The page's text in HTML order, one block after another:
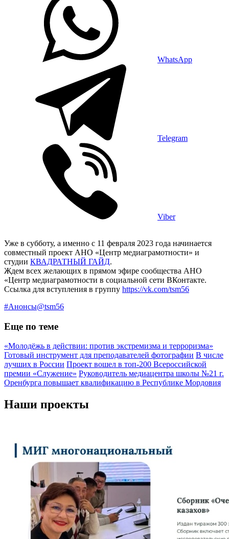
WhatsApp
Telegram
Viber
Уже в субботу, а именно с 11 февраля 2023 года начинается
совместный проект АНО «Центр медиаграмотности» и
студии КВАДРАТНЫЙ ГАЙД.
Ждем всех желающих в прямом эфире сообщества АНО
«Центр медиаграмотности в социальной сети ВКонтакте.
Ссылка для вступления в группу https://vk.com/tsm56
#Анонсы@tsm56
Еще по теме
«Молодёжь в действии: против экстремизма и терроризма»
Готовый инструмент для преподавателей фотографии В числе
лучших в России Проект вошел в топ-200 Всероссийской
премии «Служение» Руководитель медиацентра школы №21 г.
Оренбурга повышает квалификацию в Республике Мордовия
Наши проекты